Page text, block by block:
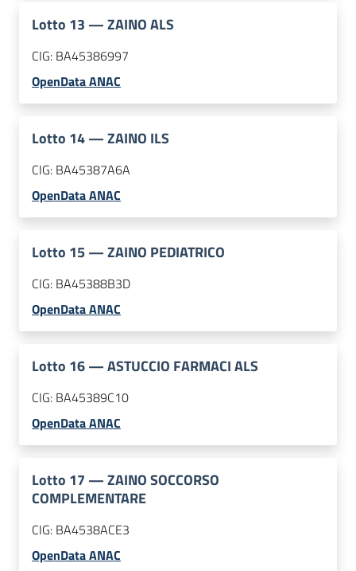
Lotto 13 —ZAINO ALS
CIG: BA45386997
OpenData ANAC
Lotto 14—ZAINO ILS
CIG: BA45387A6A
OpenData ANAC
Lotto 15—ZAINO PEDIATRICO
CIG: BA45388B3D
OpenData ANAC
Lotto 16—ASTUCCIO FARMACI ALS
CIG: BA45389C10
OpenData ANAC
Lotto 17 —ZAINO SOCCORSO
COMPLEMENTARE
CIG: BA4538ACE3
OpenData ANAC